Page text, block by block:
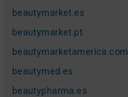
beautymarket.es
beautymarket.pt
beautymarketamerica.com
beautymed.es
beautypharma.es